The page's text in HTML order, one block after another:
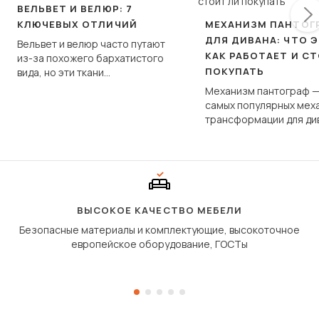
ВЕЛЬВЕТ И ВЕЛЮР: 7
КЛЮЧЕВЫХ ОТЛИЧИЙ
Вельвет и велюр часто путают
из-за похожего бархатистого
вида, но эти ткани
МЕХАНИЗМ
ДЛЯ ДИВАНА: ЧТО
КАК РАБОТАЕТ И
ПОКУПАТЬ
Механизм пантограф
самых популярных
трансформации для
сиденье не
дугообразной
ВЫСОКОЕ КАЧЕСТВО МЕБЕЛИ
Безопасные материалы и комплектующие, высокоточное
европейское оборудование, ГОСТы